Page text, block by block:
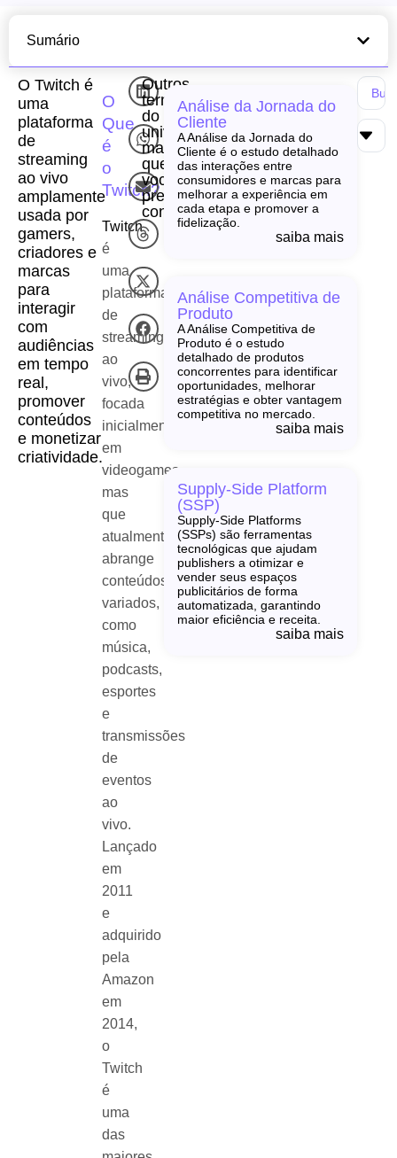
O Twitch é
uma
plataforma
de
streaming
ao vivo
amplamente
usada por
gamers,
criadores e
marcas
para
interagir
com
audiências
em tempo
real,
promover
conteúdos
e monetizar
criatividade.
O
Que
é
o
Twitch?
Twitch
é
uma
plataforma
de
streaming
ao
vivo,
focada
inicialmente
em
videogames,
mas
que
atualmente
abrange
conteúdos
variados,
como
música,
podcasts,
esportes
e
transmissões
de
eventos
ao
vivo.
Lançado
em
2011
e
adquirido
pela
Amazon
em
2014,
o
Twitch
é
uma
das
Outros
termos
do
universo
martech
que
você
precisa
conhecer!
Análise da Jornada do
Cliente
A Análise da Jornada do
Cliente é o estudo detalhado
das interações entre
consumidores e marcas para
melhorar a experiência em
cada etapa e promover a
fidelização.
saiba mais
Análise Competitiva de
Produto
A Análise Competitiva de
Produto é o estudo
detalhado de produtos
concorrentes para identificar
oportunidades, melhorar
estratégias e obter vantagem
competitiva no mercado.
saiba mais
Supply-Side Platform
(SSP)
Supply-Side Platforms
(SSPs) são ferramentas
tecnológicas que ajudam
publishers a otimizar e
vender seus espaços
publicitários de forma
automatizada, garantindo
maior eficiência e receita.
saiba mais
Sumário